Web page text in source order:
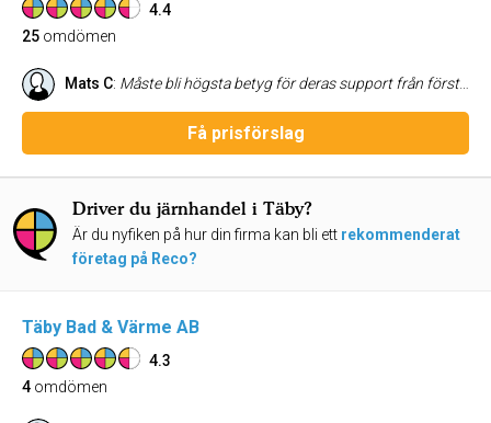
4.4
25 omdömen
Mats C: Måste bli högsta betyg för deras support från första samtalet till komplett anläggning. Så enkla och supertrevliga att ha och göra med.
Få prisförslag
Driver du järnhandel i Täby?
Är du nyfiken på hur din firma kan bli ett rekommenderat
företag på Reco?
Täby Bad & Värme AB
4.3
4 omdömen